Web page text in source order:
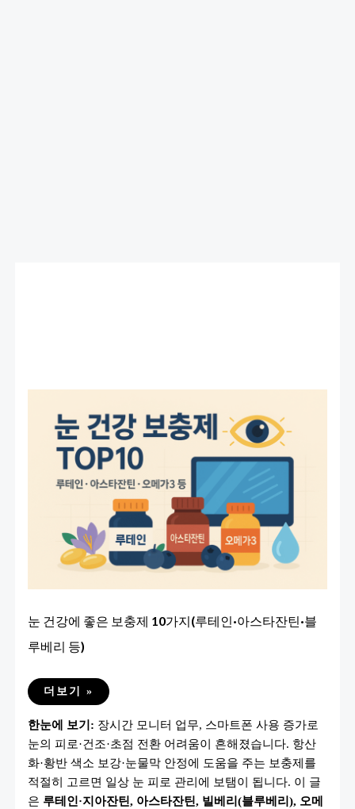
눈 건강에 좋은 보충제 10가지(루테인·아스타잔틴·블
루베리 등)
눈
에
은
보
충
제
10
가
더보기 »
한눈에 보기: 장시간 모니터 업무, 스마트폰 사용 증가로
눈의 피로·건조·초점 전환 어려움이 흔해졌습니다. 항산
화·황반 색소 보강·눈물막 안정에 도움을 주는 보충제를
적절히 고르면 일상 눈 피로 관리에 보탬이 됩니다. 이 글
은 루테인·지아잔틴, 아스타잔틴, 빌베리(블루베리), 오메